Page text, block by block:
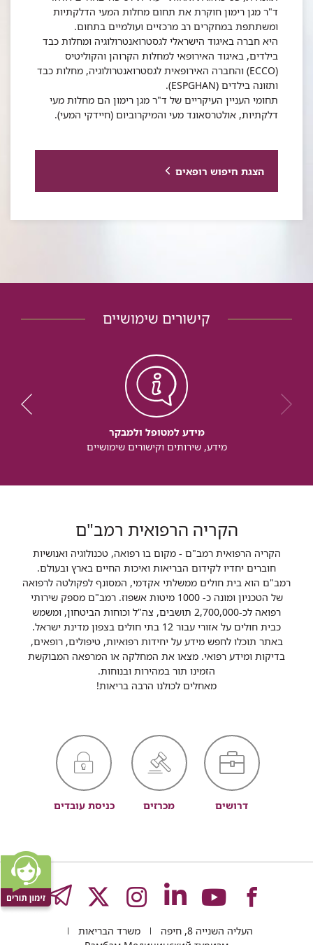
ד"ר מגן רימון חוקרת את תחום מחלות המעי הדלקתיות
ומשתתפת במחקרים רב מרכזיים ועולמיים בתחום.
היא חברה באיגוד הישראלי לגסטרואנטרולוגיה ומחלות כבד
בילדים, באיגוד האירופאי למחלות הקרוהן והקוליטיס
(ECCO) והחברה האירופאית לגסטרואנטרולוגיה, מחלות כבד
ותזונה בילדים (ESPGHAN).
תחומי העניין העיקריים של ד"ר מגן רימון הם מחלות מעי
דלקתיות, אולטרסאונד מעי והמיקרוביום (חיידקי המעי).
הצגת חיפוש רופאים
קישורים שימושיים
מידע למטופל ולמבקר
מידע, שירותים וקישורים שימושיים
הקריה הרפואית רמב"ם
הקריה הרפואית רמב"ם - מקום בו רפואה, טכנולוגיה ואנושיות
חוברים יחדיו לקידום הבריאות ואיכות החיים בארץ ובעולם.
רמב"ם הוא בית חולים ממשלתי אקדמי, המסונף לפקולטה לרפואה
של הטכניון ומונה כ- 1000 מיטות אשפוז. רמב"ם מספק שירותי
רפואה לכ-2,700,000 תושבים, צה"ל וכוחות הביטחון, ומשמש
כבית חולים על אזורי עבור 12 בתי חולים בצפון מדינת ישראל.
באתר תוכלו לחפש מידע על יחידות רפואיות, טיפולים, רופאים,
בדיקות ומידע רפואי. מצאו את המחלקה או המרפאה המבוקשת
הזמינו תור במהירות ובנוחות.
מאחלים לכולנו הרבה בריאות!
דרושים מכרזים כניסת עובדים
לעמוד
לעמוד
לעמוד
לעמוד
לעמוד
העליה השנייה 8, חיפה
משרד הבריאות